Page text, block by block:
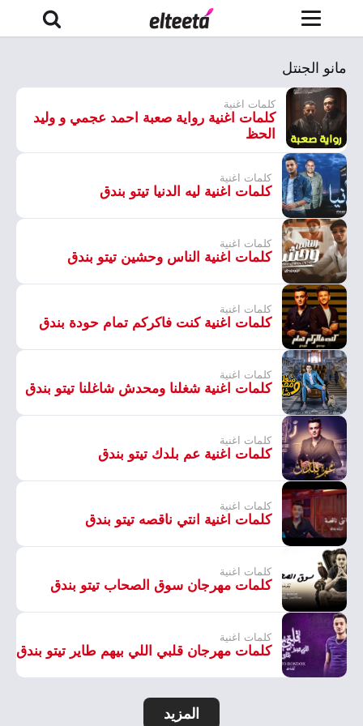
مانو الجنتل
كلمات اغنية
كلمات اغنية رواية صعبة احمد عجمي و وليد
الحظ
كلمات اغنية
كلمات اغنية ليه الدنيا تيتو بندق
كلمات اغنية
كلمات اغنية الناس وحشين تيتو بندق
كلمات اغنية
كلمات اغنية كنت فاكركم تمام حودة بندق
كلمات اغنية
كلمات اغنية شغلنا ومحدش شاغلنا تيتو بندق
كلمات اغنية
كلمات اغنية عم بلدك تيتو بندق
كلمات اغنية
كلمات اغنية انتي ناقصه تيتو بندق
كلمات اغنية
كلمات مهرجان سوق الصحاب تيتو بندق
كلمات اغنية
كلمات مهرجان قلبي اللي بيهم طاير تيتو بندق
المزيد